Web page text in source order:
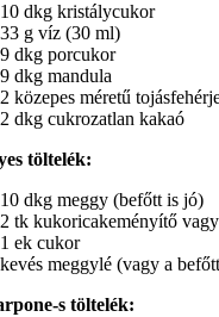
10 dkg kristálycukor
33 g víz (30 ml)
9 dkg porcukor
9 dkg mandula
2 közepes méretű
2 dkg cukrozatlan kakaó
töltelék:
10 dkg meggy (befőtt is jó)
2 tk kukoricakeményítő
1 ek cukor
kevés meggylé (vagy a
s töltelék: